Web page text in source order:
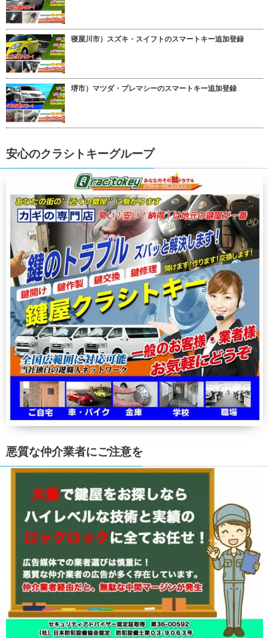
寝屋川市）スズキ・スイフトのスマートキー追加登録
堺市）マツダ・プレマシーのスマートキー追加登録
安心のクラシトキーグループ
悪質な仲介業者にご注意を